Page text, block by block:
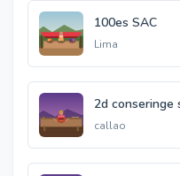
100es SAC
Lima
2d conseringe
callao